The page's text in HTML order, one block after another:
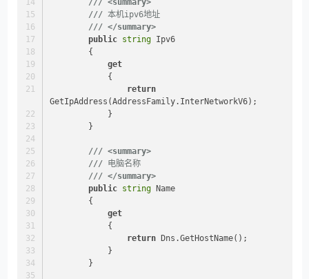
/// <summary>
/// 本机ipv6地址
/// </summary>
public string Ipv6
        {
get
            {
return
GetIpAddress(AddressFamily.InterNetworkV6);
            }
        }
/// <summary>
/// 电脑名称
/// </summary>
public string Name
        {
get
            {
return Dns.GetHostName();
            }
        }